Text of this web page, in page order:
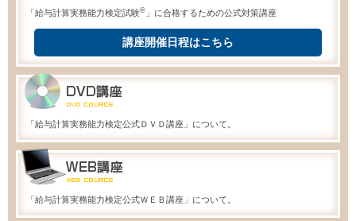
「給与計算実務能力検定試験® 」に合格するための公式対策講座
講座開催日程はこちら
「給与計算実務能力検定公式ＤＶＤ講座」について。
「給与計算実務能力検定公式ＷＥＢ講座」について。